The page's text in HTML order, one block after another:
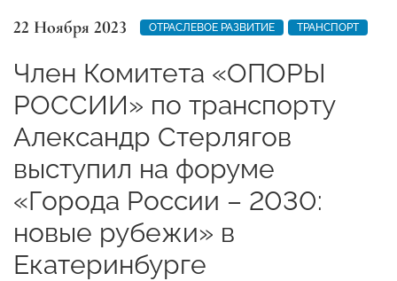
22 Ноября 2023 ОТРАСЛЕВОЕ РАЗВИТИЕ ТРАНСПОРТ
Член Комитета «ОПОРЫ
РОССИИ» по транспорту
Александр Стерлягов
выступил на форуме
«Города России – 2030:
новые рубежи» в
Екатеринбурге